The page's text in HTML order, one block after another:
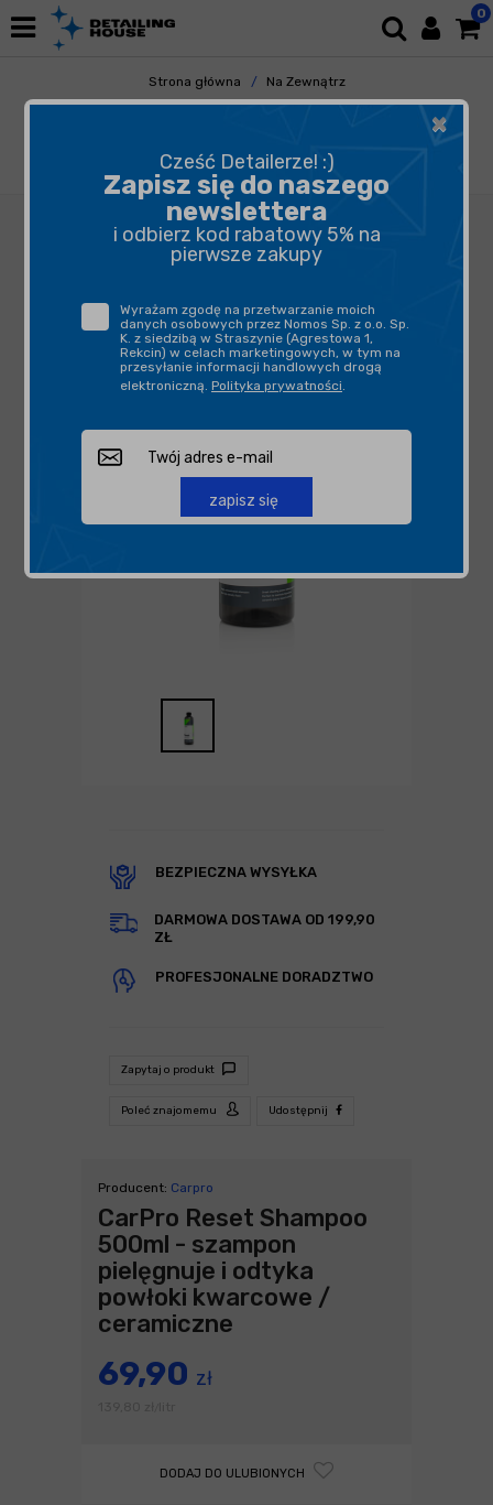
0
Strona główna
Na Zewnątrz
Mycie i Osuszanie
Szampony
ceramiczne
BEZPIECZNA WYSYŁKA
DARMOWA DOSTAWA OD 199,90
ZŁ
PROFESJONALNE DORADZTWO
Zapytaj o produkt
Poleć znajomemu Udostępnij
Producent: Carpro
CarPro Reset Shampoo
500ml - szampon
pielęgnuje i odtyka
powłoki kwarcowe /
ceramiczne
69,90 zł
DODAJ DO ULUBIONYCH
×
Cześć Detailerze! :)
Zapisz się do naszego
newslettera
i odbierz kod rabatowy 5% na
pierwsze zakupy
Wyrażam zgodę na przetwarzanie moich
danych osobowych przez Nomos Sp. z o.o. Sp.
K. z siedzibą w Straszynie (Agrestowa 1,
Rekcin) w celach marketingowych, w tym na
przesyłanie informacji handlowych drogą
elektroniczną. Polityka prywatności.
zapisz się